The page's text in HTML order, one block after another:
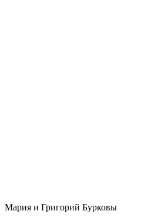
Мария и Григорий Бурковы